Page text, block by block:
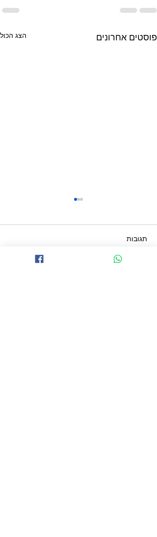
פוסטים אחרונים הצג הכול
תגובות